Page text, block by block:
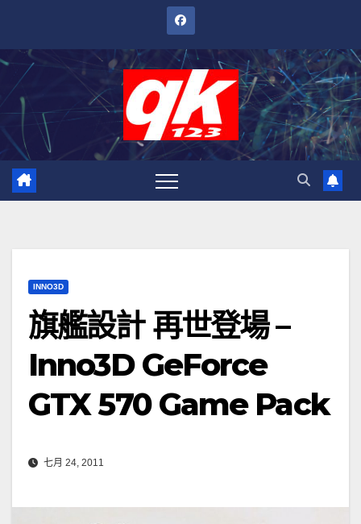
內
INNO3D
旗艦設計 再世登場 –
Inno3D GeForce
GTX 570 Game Pack
七月 24, 2011